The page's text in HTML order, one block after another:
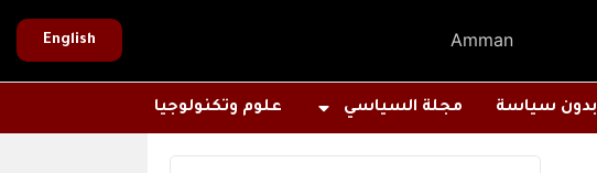
Amman
English
بدون سياسة مجلة السياسي علوم وتكنولوجيا